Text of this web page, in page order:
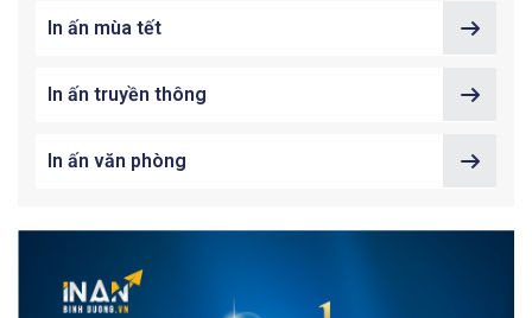
In ấn mùa tết
In ấn truyền thông
In ấn văn phòng